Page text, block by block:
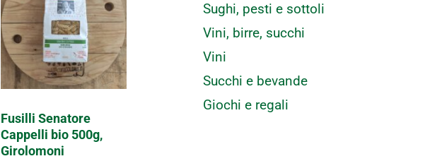
Fusilli Senatore
Cappelli bio 500g,
Girolomoni
Sughi, pesti e sottoli
Vini, birre, succhi
Vini
Succhi e bevande
Giochi e regali